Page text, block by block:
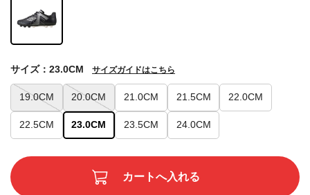
19.0CM 20.0CM 21.0CM 21.5CM 22.0CM
22.5CM 23.0CM 23.5CM 24.0CM
サイズ：23.0CM サイズガイドはこちら